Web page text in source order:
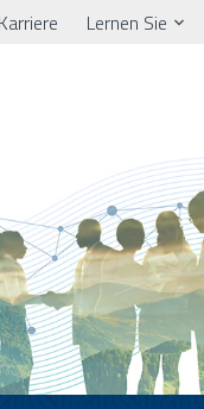
Karriere Lernen Sie